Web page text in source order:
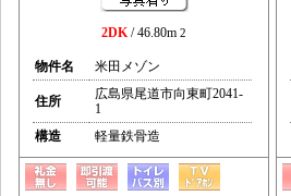
2DK/ 46.80m 2
物件名 米田メゾン
住所
広島県尾道市向東町2041-
1
構造
軽量鉄骨造